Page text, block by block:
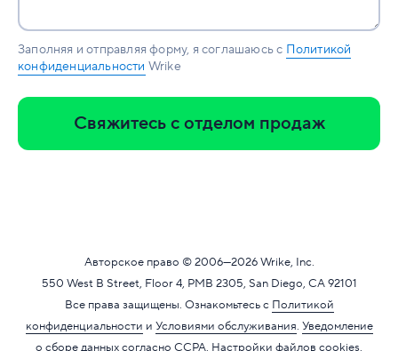
Заполняя и отправляя форму, я соглашаюсь с Политикой
конфиденциальности Wrike
Свяжитесь с отделом продаж
Авторское право © 2006—2026Wrike, Inc.
550 West B Street, Floor 4, PMB 2305, San Diego, CA 92101
Все права защищены. Ознакомьтесь с Политикой
конфиденциальности и Условиями обслуживания. Уведомление
о сборе данных согласно CCPA. Настройки файлов cookies.